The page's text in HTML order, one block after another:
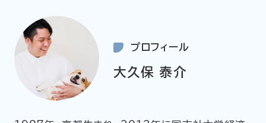
プロフィール
大久保 泰介